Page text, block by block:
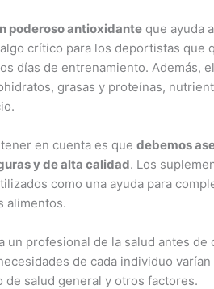
poderoso antioxidante que ayuda
crítico para los deportistas que
días de entrenamiento. Además,
grasas y proteínas,
en cuenta es quedebemos
y de alta calidad. Los
como una ayuda para
alimentos.
un profesional de la salud antes
de cada individuo
de salud general y otros factores.